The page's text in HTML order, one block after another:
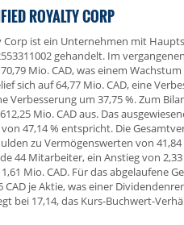
ROYALTY CORP
Corp ist ein Unternehmen mit
gehandelt. Im
Mio. CAD, was einem
sich auf 64,77 Mio. CAD, eine
Verbesserung um 37,75 %. Zum
Mio. CAD aus. Das
47,14 % entspricht. Die
zu Vermögenswerten von
44 Mitarbeiter, ein Anstieg von
Mio. CAD. Für das abgelaufene
CAD je Aktie, was einer
bei 17,14, das Kurs-Buchwert-